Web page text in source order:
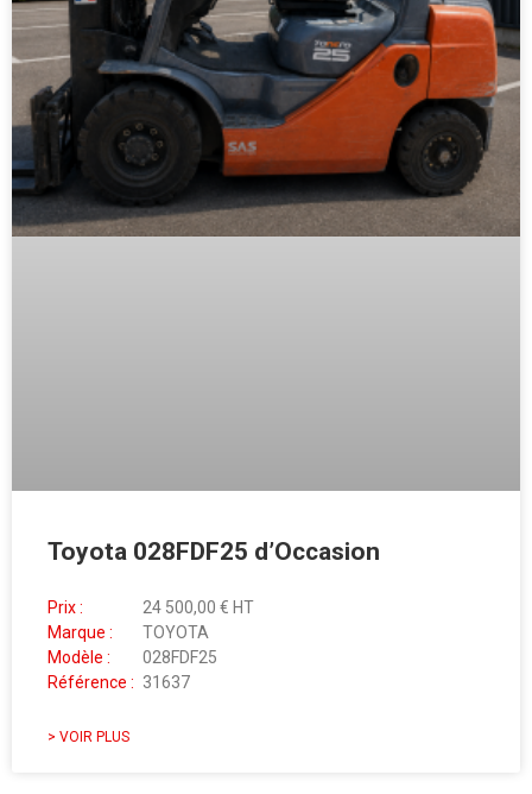
Toyota 028FDF25 d’Occasion
Prix :
24 500,00 € HT
Marque :
TOYOTA
Modèle :
028FDF25
Référence : 31637
> VOIR PLUS